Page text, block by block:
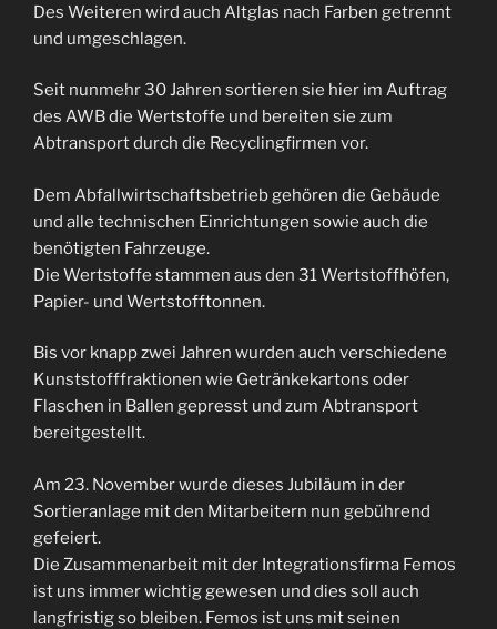
Des Weiteren wird auch Altglas nach Farben getrennt
und umgeschlagen.
Seit nunmehr 30 Jahren sortieren sie hier im Auftrag
des AWB die Wertstoffe und bereiten sie zum
Abtransport durch die Recyclingfirmen vor.
Dem Abfallwirtschaftsbetrieb gehören die Gebäude
und alle technischen Einrichtungen sowie auch die
benötigten Fahrzeuge.
Die Wertstoffe stammen aus den 31 Wertstoffhöfen,
Papier- und Wertstofftonnen.
Bis vor knapp zwei Jahren wurden auch verschiedene
Kunststofffraktionen wie Getränkekartons oder
Flaschen in Ballen gepresst und zum Abtransport
bereitgestellt.
Am 23. November wurde dieses Jubiläum in der
Sortieranlage mit den Mitarbeitern nun gebührend
gefeiert.
Die Zusammenarbeit mit der Integrationsfirma Femos
ist uns immer wichtig gewesen und dies soll auch
langfristig so bleiben. Femos ist uns mit seinen